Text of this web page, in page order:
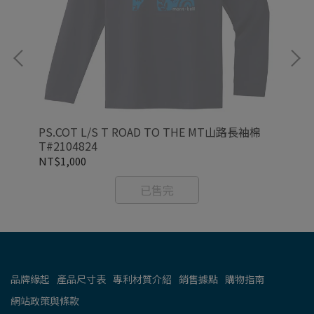
PS.COT L/S T ROAD TO THE MT山路長袖棉
T#2104824
NT$1,000
已售完
品牌緣起 產品尺寸表 專利材質介紹 銷售據點 購物指南
網站政策與條款